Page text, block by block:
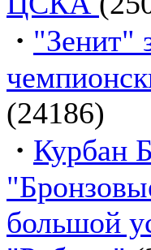
· "Зенит"
(24186)
· Курбан
большой